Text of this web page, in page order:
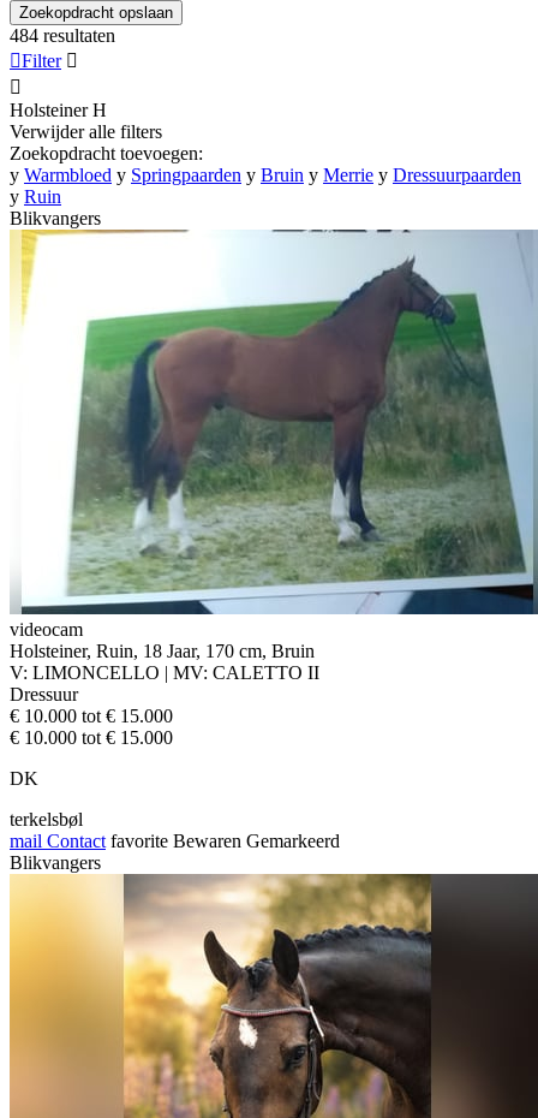
Zoekopdracht opslaan
484 resultaten
Filter 

Holsteiner H
Verwijder alle filters
Zoekopdracht toevoegen:
y Warmbloed y Springpaarden y Bruin y Merrie y Dressuurpaarden
y Ruin
Blikvangers
videocam
Holsteiner, Ruin, 18 Jaar, 170 cm, Bruin
V: LIMONCELLO | MV: CALETTO II
Dressuur
€ 10.000 tot € 15.000
€ 10.000 tot € 15.000
DK
terkelsbøl
mail Contact favorite Bewaren Gemarkeerd
Blikvangers